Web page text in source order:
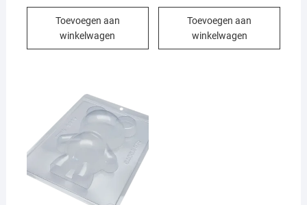
Toevoegen aan
winkelwagen
Toevoegen aan
winkelwagen